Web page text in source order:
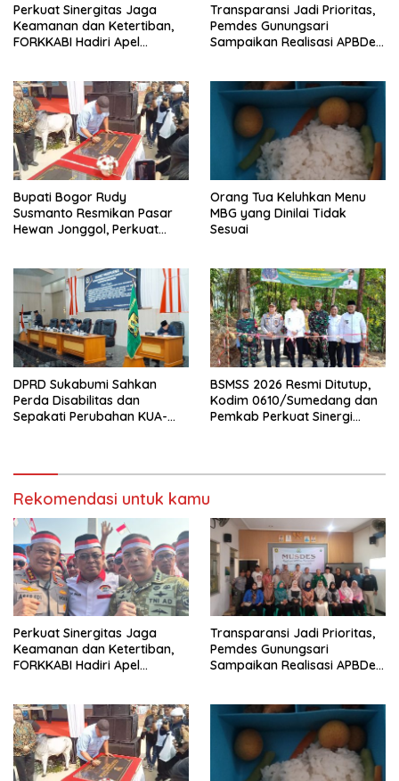
Perkuat Sinergitas Jaga
Keamanan dan Ketertiban,
FORKKABI Hadiri Apel
Transparansi Jadi Prioritas,
Pemdes Gunungsari
Sampaikan Realisasi APBDes
Bupati Bogor Rudy
Susmanto Resmikan Pasar
Hewan Jonggol, Perkuat
Orang Tua Keluhkan Menu
MBG yang Dinilai Tidak
Sesuai
DPRD Sukabumi Sahkan
Perda Disabilitas dan
Sepakati Perubahan KUA-
BSMSS 2026 Resmi Ditutup,
Kodim 0610/Sumedang dan
Pemkab Perkuat Sinergi
Rekomendasi untuk kamu
Perkuat Sinergitas Jaga
Keamanan dan Ketertiban,
FORKKABI Hadiri Apel
Transparansi Jadi Prioritas,
Pemdes Gunungsari
Sampaikan Realisasi APBDes